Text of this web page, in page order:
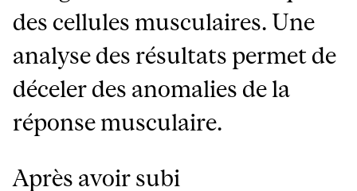
des cellules musculaires. Une
analyse des résultats permet de
déceler des anomalies de la
réponse musculaire.
Après avoir subi